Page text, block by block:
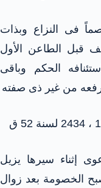
فى النزاع وبذات
قبل الطاعن الأول
الحكم وباقى
من غير ذى صفته
إثناء سيرها يزيل
الخصومة بعد زوال